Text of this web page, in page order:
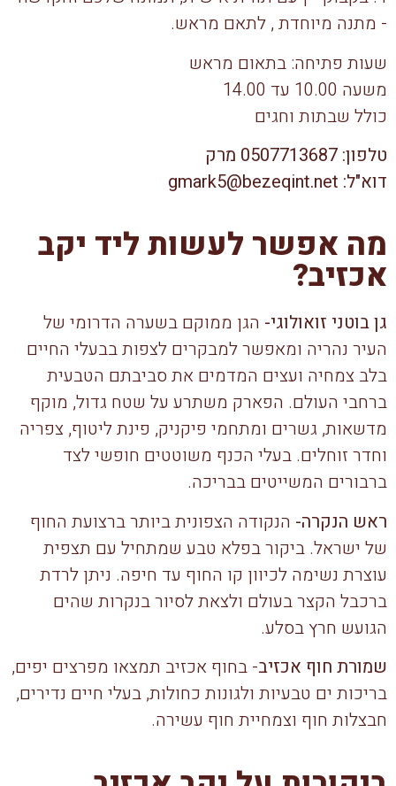
- מתנה מיוחדת , לתאם מראש.
שעות פתיחה: בתאום מראש
משעה 10.00 עד 14.00
כולל שבתות וחגים
טלפון: 0507713687 מרק
דוא"ל: gmark5@bezeqint.net
מה אפשר לעשות ליד יקב
אכזיב?
גן בוטני זואולוגי- הגן ממוקם בשערה הדרומי של
העיר נהריה ומאפשר למבקרים לצפות בבעלי החיים
בלב צמחיה ועצים המדמים את סביבתם הטבעית
ברחבי העולם. הפארק משתרע על שטח גדול, מוקף
מדשאות, גשרים ומתחמי פיקניק, פינת ליטוף, צפריה
וחדר זוחלים. בעלי הכנף משוטטים חופשי לצד
ברבורים המשייטים בבריכה.
ראש הנקרה- הנקודה הצפונית ביותר ברצועת החוף
של ישראל. ביקור בפלא טבע שמתחיל עם תצפית
עוצרת נשימה לכיוון קו החוף עד חיפה. ניתן לרדת
ברכבל הקצר בעולם ולצאת לסיור בנקרות שהים
הגועש חרץ בסלע.
שמורת חוף אכזיב- בחוף אכזיב תמצאו מפרצים יפים,
בריכות ים טבעיות ולגונות כחולות, בעלי חיים נדירים,
חבצלות חוף וצמחיית חוף עשירה.